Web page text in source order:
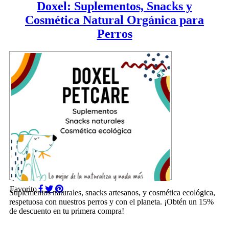
Doxel: Suplementos, Snacks y
Cosmética Natural Orgánica para
Perros
Favorito
Suplementos naturales, snacks artesanos, y cosmética ecológica,
respetuosa con nuestros perros y con el planeta. ¡Obtén un 15%
de descuento en tu primera compra!